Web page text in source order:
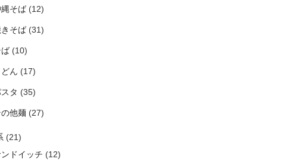
そば(12)
そば(31)
(10)
どん (17)
タ (35)
の他麺(27)
(21)
ドイッチ (12)